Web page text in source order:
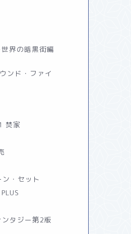
界の暗黒街編
ンド・ファイ
焚家
・セット
タジー第2版